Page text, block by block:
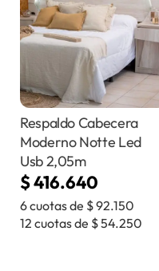
Respaldo Cabecera
Moderno Notte Led
Usb 2,05m
$416.640
6 cuotas de $92.150
12 cuotas de $54.250